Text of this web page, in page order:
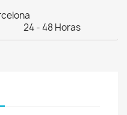
24 - 48 Horas